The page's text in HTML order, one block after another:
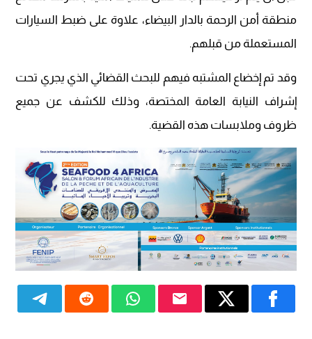
منطقة أمن الرحمة بالدار البيضاء، علاوة على ضبط السيارات
المستعملة من قبلهم.
وقد تم إخضاع المشتبه فيهم للبحث القضائي الذي يجري تحت
إشراف النيابة العامة المختصة، وذلك للكشف عن جميع
ظروف وملابسات هذه القضية.